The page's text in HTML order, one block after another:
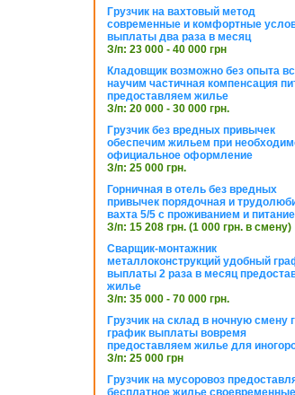
Грузчик на вахтовый метод
современные и комфортные
выплаты два раза в месяц
З/п: 23 000 - 40 000 грн
Кладовщик возможно без опыта
научим частичная компенсация
предоставляем жилье
З/п: 20 000 - 30 000 грн.
Грузчик без вредных привычек
обеспечим жильем при
официальное оформление
З/п: 25 000 грн.
Горничная в отель без вредных
привычек порядочная и
вахта 5/5 с проживанием и
З/п: 15 208 грн. (1 000 грн. в смену)
Сварщик-монтажник
металлоконструкций удобный
выплаты 2 раза в месяц
жилье
З/п: 35 000 - 70 000 грн.
Грузчик на склад в ночную смену
график выплаты вовремя
предоставляем жилье для
З/п: 25 000 грн
Грузчик на мусоровоз
бесплатное жилье своевременные